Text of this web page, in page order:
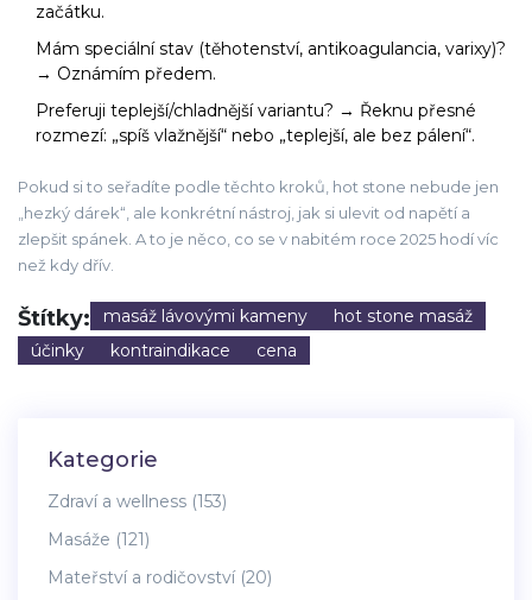
začátku.
Mám speciální stav (těhotenství, antikoagulancia, varixy)?
→ Oznámím předem.
Preferuji teplejší/chladnější variantu? → Řeknu přesné
rozmezí: „spíš vlažnější“ nebo „teplejší, ale bez pálení“.
Pokud si to seřadíte podle těchto kroků, hot stone nebude jen
„hezký dárek“, ale konkrétní nástroj, jak si ulevit od napětí a
zlepšit spánek. A to je něco, co se v nabitém roce 2025 hodí víc
než kdy dřív.
Štítky: masáž lávovými kameny
hot stone masáž
účinky
kontraindikace cena
Kategorie
Zdraví a wellness (153)
Masáže (121)
Mateřství a rodičovství (20)